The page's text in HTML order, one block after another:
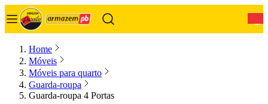
Home
Móveis
Móveis para quarto
Guarda-roupa
Guarda-roupa 4 Portas